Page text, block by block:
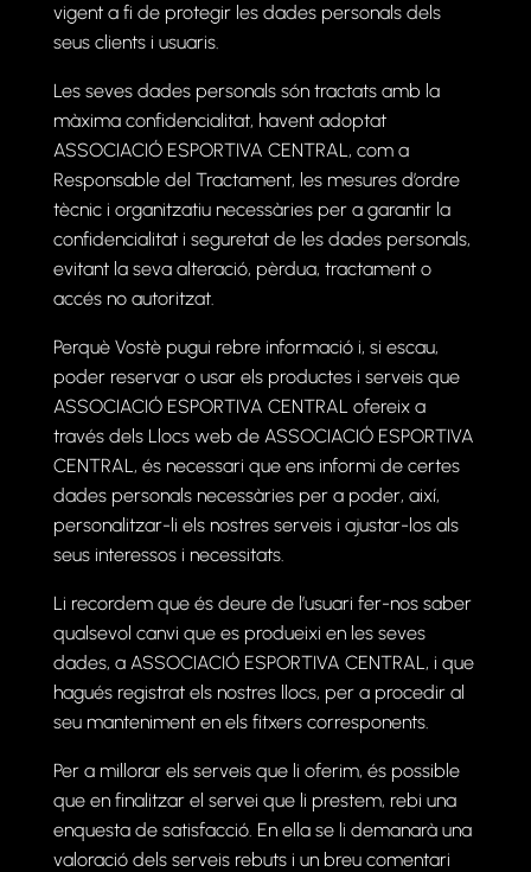
vigent a fi de protegir les dades personals dels
seus clients i usuaris.
Les seves dades personals són tractats amb la
màxima confidencialitat, havent adoptat
ASSOCIACIÓ ESPORTIVA CENTRAL, com a
Responsable del Tractament, les mesures d’ordre
tècnic i organitzatiu necessàries per a garantir la
confidencialitat i seguretat de les dades personals,
evitant la seva alteració, pèrdua, tractament o
accés no autoritzat.
Perquè Vostè pugui rebre informació i, si escau,
poder reservar o usar els productes i serveis que
ASSOCIACIÓ ESPORTIVA CENTRAL ofereix a
través dels Llocs web de ASSOCIACIÓ ESPORTIVA
CENTRAL, és necessari que ens informi de certes
dades personals necessàries per a poder, així,
personalitzar-li els nostres serveis i ajustar-los als
seus interessos i necessitats.
Li recordem que és deure de l’usuari fer-nos saber
qualsevol canvi que es produeixi en les seves
dades, a ASSOCIACIÓ ESPORTIVA CENTRAL, i que
hagués registrat els nostres llocs, per a procedir al
seu manteniment en els fitxers corresponents.
Per a millorar els serveis que li oferim, és possible
que en finalitzar el servei que li prestem, rebi una
enquesta de satisfacció. En ella se li demanarà una
valoració dels serveis rebuts i un breu comentari